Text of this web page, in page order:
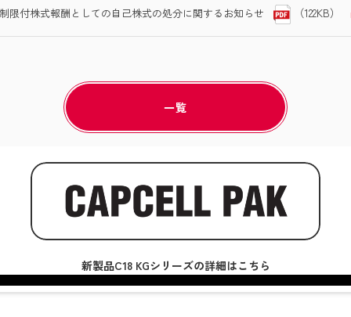
限付株式報酬としての自己株式の処分に関するお知らせ （122KB）
一覧
新製品C18 KGシリーズの詳細はこちら